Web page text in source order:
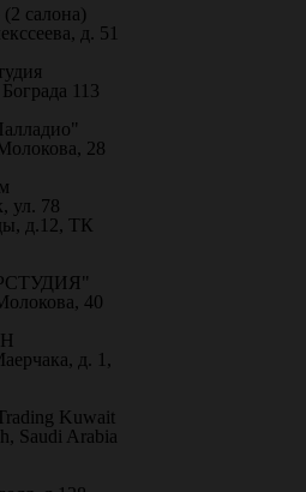
салона)
д. 51
113
28
ул. 78
д.12, ТК
40
д. 1,
Kuwait
Saudi Arabia